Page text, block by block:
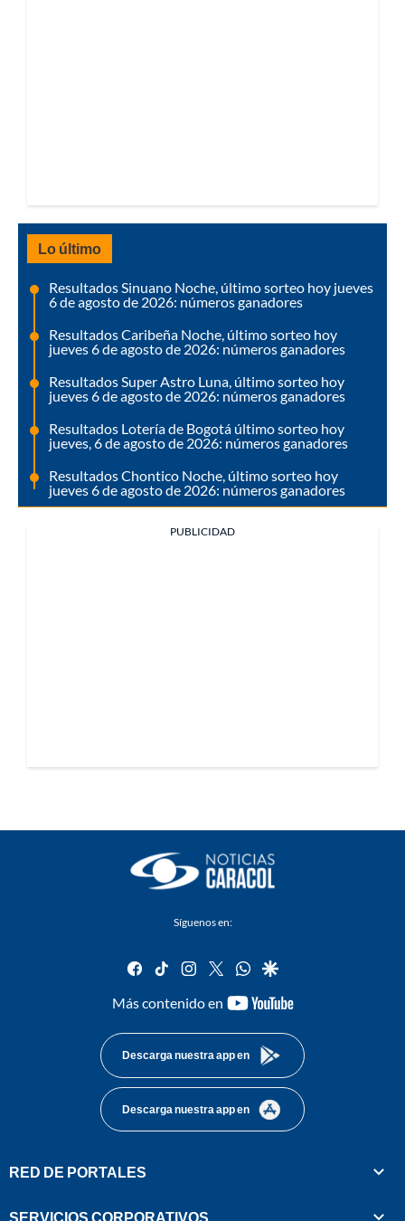
Lo último
Resultados Sinuano Noche, último sorteo hoy jueves
6 de agosto de 2026: números ganadores
Resultados Caribeña Noche, último sorteo hoy
jueves 6 de agosto de 2026: números ganadores
Resultados Super Astro Luna, último sorteo hoy
jueves 6 de agosto de 2026: números ganadores
Resultados Lotería de Bogotá último sorteo hoy
jueves, 6 de agosto de 2026: números ganadores
Resultados Chontico Noche, último sorteo hoy
jueves 6 de agosto de 2026: números ganadores
PUBLICIDAD
Síguenos en:
facebook
tiktok instagram
twitterwhatsapp
google
Más contenido en
youtube-
Descarga nuestra app en
Descarga nuestra app en
RED DE PORTALES
SERVICIOS CORPORATIVOS